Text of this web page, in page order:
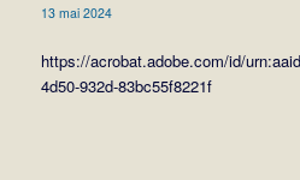
13 mai 2024
https://acrobat.adobe.com/id/
4d50-932d-83bc55f8221f